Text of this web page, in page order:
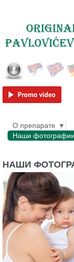
О препарате
Наши фотографии
НАШИ